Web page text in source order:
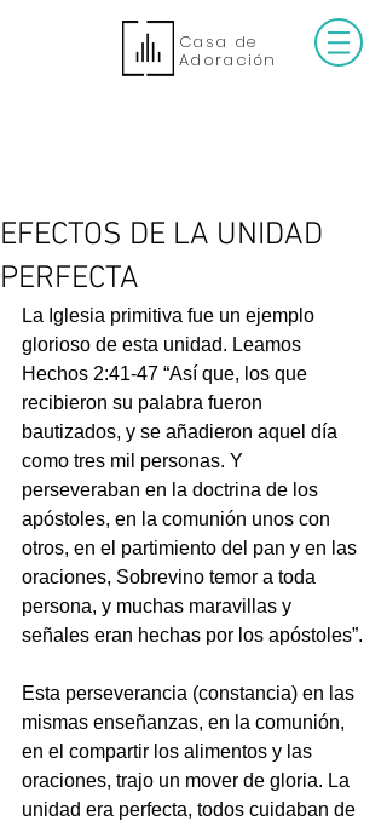
Casa de
Adoración
EFECTOS DE LA UNIDAD
PERFECTA
La Iglesia primitiva fue un ejemplo
glorioso de esta unidad. Leamos
Hechos 2:41-47 “Así que, los que
recibieron su palabra fueron
bautizados, y se añadieron aquel día
como tres mil personas. Y
perseveraban en la doctrina de los
apóstoles, en la comunión unos con
otros, en el partimiento del pan y en las
oraciones, Sobrevino temor a toda
persona, y muchas maravillas y
señales eran hechas por los apóstoles”.
Esta perseverancia (constancia) en las
mismas enseñanzas, en la comunión,
en el compartir los alimentos y las
oraciones, trajo un mover de gloria. La
unidad era perfecta, todos cuidaban de